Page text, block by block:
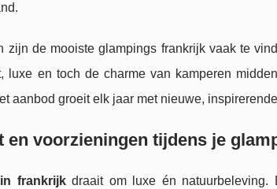
zijn de mooiste glampings frankrijk vaak te
luxe en toch de charme van kamperen
aanbod groeit elk jaar met nieuwe,
en voorzieningen tijdens je
frankrijkdraait om luxe én natuurbeleving.